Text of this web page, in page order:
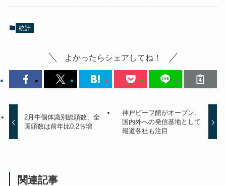
統計
よかったらシェアしてね！
2月牛個体識別総頭数、全
国頭数は前年比0.2％増
神戸ビーフ館がオープン、
国内外への発信基地として
報道各社も注目
関連記事